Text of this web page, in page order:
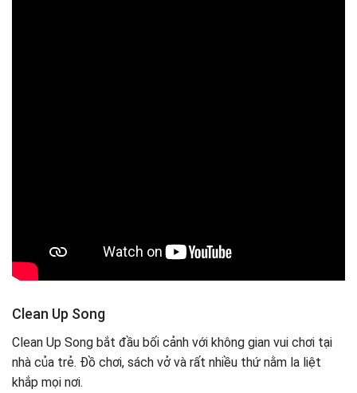
Clean Up Song
Clean Up Song bắt đầu bối cảnh với không gian vui chơi tại
nhà của trẻ. Đồ chơi, sách vở và rất nhiều thứ nằm la liệt
khắp mọi nơi.